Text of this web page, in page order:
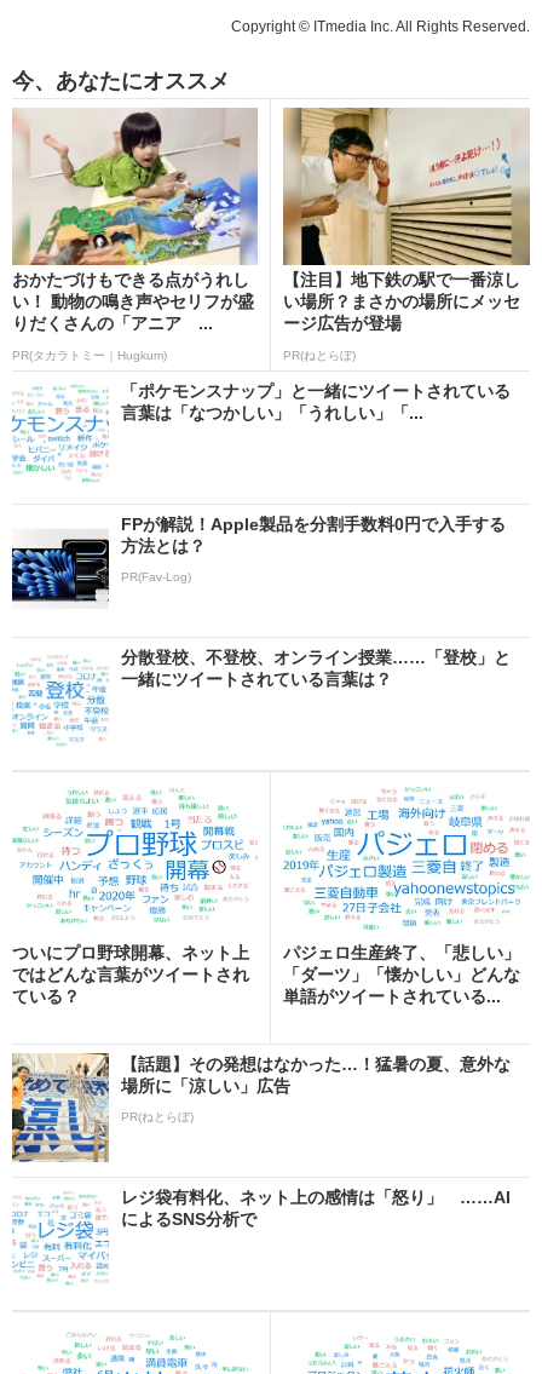
Copyright © ITmedia Inc. All Rights Reserved.
今、あなたにオススメ
おかたづけもできる点がうれし
い！ 動物の鳴き声やセリフが盛
りだくさんの「アニア ...
PR(タカラトミー｜Hugkum)
【注目】地下鉄の駅で一番涼し
い場所？まさかの場所にメッセ
ージ広告が登場
PR(ねとらぼ)
「ポケモンスナップ」と一緒にツイートされている
言葉は「なつかしい」「うれしい」「...
FPが解説！Apple製品を分割手数料0円で入手する
方法とは？
PR(Fav-Log)
分散登校、不登校、オンライン授業……「登校」と
一緒にツイートされている言葉は？
ついにプロ野球開幕、ネット上
ではどんな言葉がツイートされ
ている？
パジェロ生産終了、「悲しい」
「ダーツ」「懐かしい」どんな
単語がツイートされている...
【話題】その発想はなかった…！猛暑の夏、意外な
場所に「涼しい」広告
PR(ねとらぼ)
レジ袋有料化、ネット上の感情は「怒り」 ……AI
によるSNS分析で